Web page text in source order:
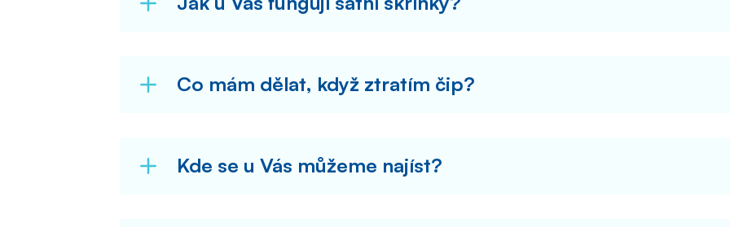
Co mám dělat, když ztratím čip?
Kde se u Vás můžeme najíst?